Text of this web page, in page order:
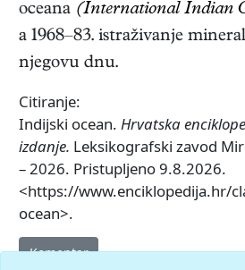
oceana (International Indian
a 1968–83. istraživanje
njegovu dnu.
Citiranje:
Indijski ocean. Hrvatska
izdanje. Leksikografski zavod
– 2026. Pristupljeno 9.8.2026.
<https://www.enciklopedija.hr/
ocean>.
Komentar